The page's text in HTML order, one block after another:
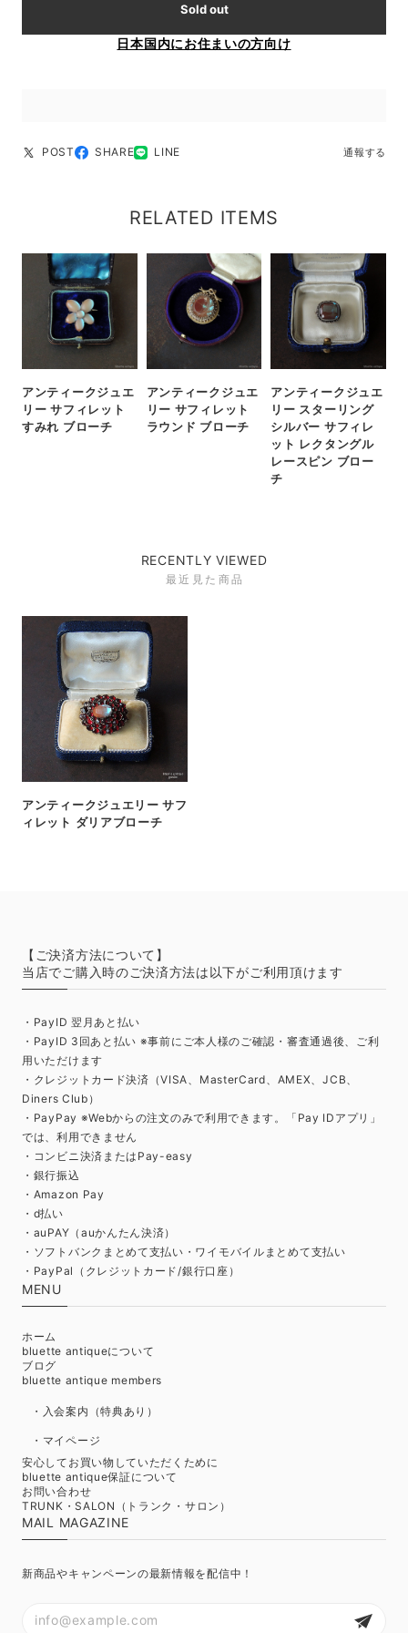
Sold out
日本国内にお住まいの方向け
POST SHARE LINE 通報する
RELATED ITEMS
アンティークジュエ
リー サフィレット
すみれ ブローチ
アンティークジュエ
リー サフィレット
ラウンド ブローチ
アンティークジュエ
リー スターリング
シルバー サフィレ
ット レクタングル
レースピン ブロー
チ
RECENTLY VIEWED
最近見た商品
アンティークジュエリー サフ
ィレット ダリアブローチ
【ご決済方法について】
当店でご購入時のご決済方法は以下がご利用頂けます
・PayID 翌月あと払い
・PayID 3回あと払い ※事前にご本人様のご確認・審査通過後、ご利
用いただけます
・クレジットカード決済（VISA、MasterCard、AMEX、JCB、
Diners Club）
・PayPay ※Webからの注文のみで利用できます。「Pay IDアプリ」
では、利用できません
・コンビニ決済またはPay-easy
・銀行振込
・Amazon Pay
・d払い
・auPAY（auかんたん決済）
・ソフトバンクまとめて支払い・ワイモバイルまとめて支払い
・PayPal（クレジットカード/銀行口座）
MENU
ホーム
bluette antiqueについて
ブログ
bluette antique members
・入会案内（特典あり）
・マイページ
安心してお買い物していただくために
bluette antique保証について
お問い合わせ
TRUNK・SALON（トランク・サロン）
MAIL MAGAZINE
新商品やキャンペーンの最新情報を配信中！